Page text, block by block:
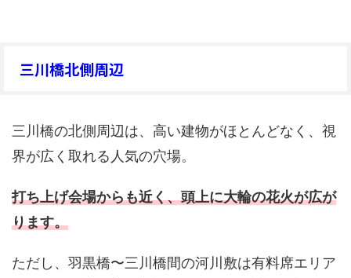
三川橋北側周辺
三川橋の北側周辺は、高い建物がほとんどなく、視
界が広く取れる人気の穴場。
打ち上げ会場からも近く、頭上に大輪の花火が広が
ります。
ただし、羽黒橋〜三川橋間の河川敷は有料席エリア